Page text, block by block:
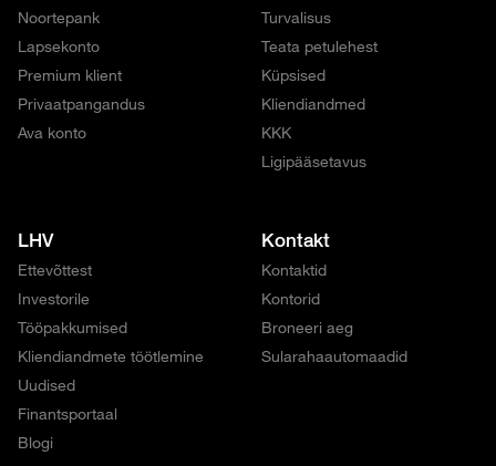
Noortepank
Lapsekonto
Premium klient
Privaatpangandus
Ava konto
Turvalisus
Teata petulehest
Küpsised
Kliendiandmed
KKK
Ligipääsetavus
LHV
Ettevõttest
Investorile
Tööpakkumised
Kliendiandmete töötlemine
Uudised
Finantsportaal
Blogi
Kontakt
Kontaktid
Kontorid
Broneeri aeg
Sularahaautomaadid